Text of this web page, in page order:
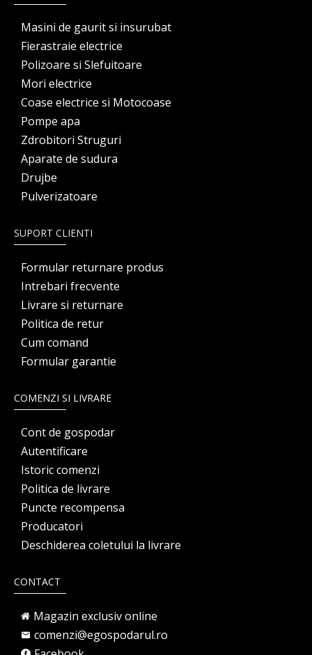
Masini de gaurit si insurubat
Fierastraie electrice
Polizoare si Slefuitoare
Mori electrice
Coase electrice si Motocoase
Pompe apa
Zdrobitori Struguri
Aparate de sudura
Drujbe
Pulverizatoare
SUPORT CLIENTI
Formular returnare produs
Intrebari frecvente
Livrare si returnare
Politica de retur
Cum comand
Formular garantie
COMENZI SI LIVRARE
Cont de gospodar
Autentificare
Istoric comenzi
Politica de livrare
Puncte recompensa
Producatori
Deschiderea coletului la livrare
CONTACT
Magazin exclusiv online
comenzi@egospodarul.ro